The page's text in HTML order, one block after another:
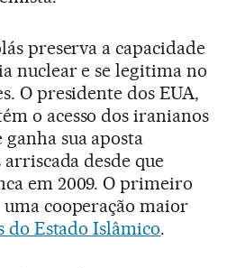
preserva a capacidade
nuclear e se legitima no
O presidente dos EUA,
o acesso dos iranianos
sua aposta
desde que
em 2009. O primeiro
cooperação maior
do Estado Islâmico.